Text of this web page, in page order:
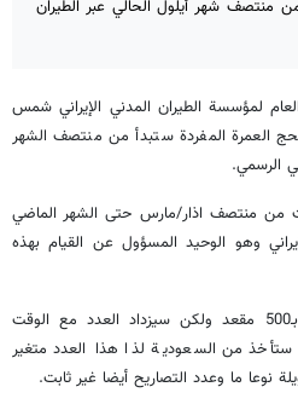
منتصف شهر أيلول الحالي عبر الطيران
لمؤسسة الطيران المدني الإيراني شمس
العمرة المفردة ستبدأ من منتصف الشهر
الرسمي.
من منتصف اذار/مارس حتى الشهر الماضي
وهو الوحيد المسؤول عن القيام بهذه
وأشار إلى أن هذه الرحلات ستبدأ بـ500 مقعد ولكن سيزداد العدد مع الوقت
ستأخذ من السعودية لذا هذا العدد متغير
نوعا ما وعدد التصاريح أيضا غير ثابت.